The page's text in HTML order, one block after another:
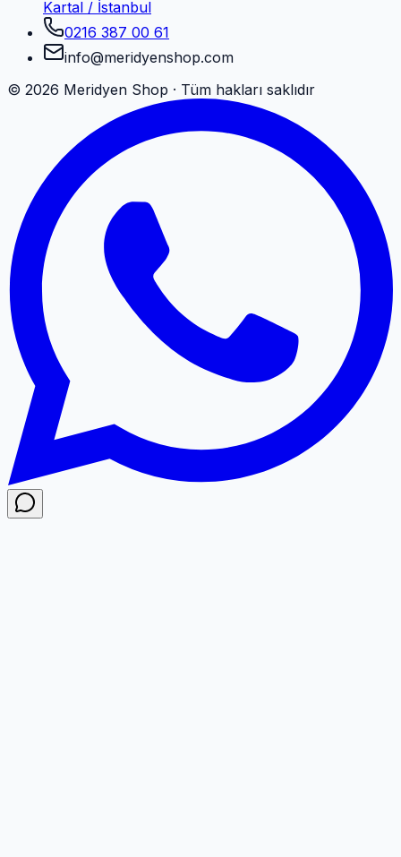
Kartal / İstanbul
0216 387 00 61
info@meridyenshop.com
© 2026 Meridyen Shop · Tüm hakları saklıdır